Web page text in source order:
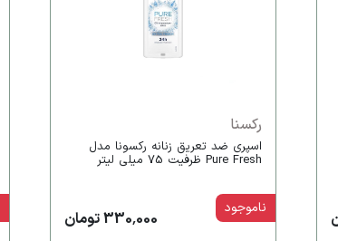
رکسنا
اسپری ضد تعریق زنانه رکسونا مدل
Pure Fresh ظرفیت 75 میلی لیتر
330,000 تومان ناموجود